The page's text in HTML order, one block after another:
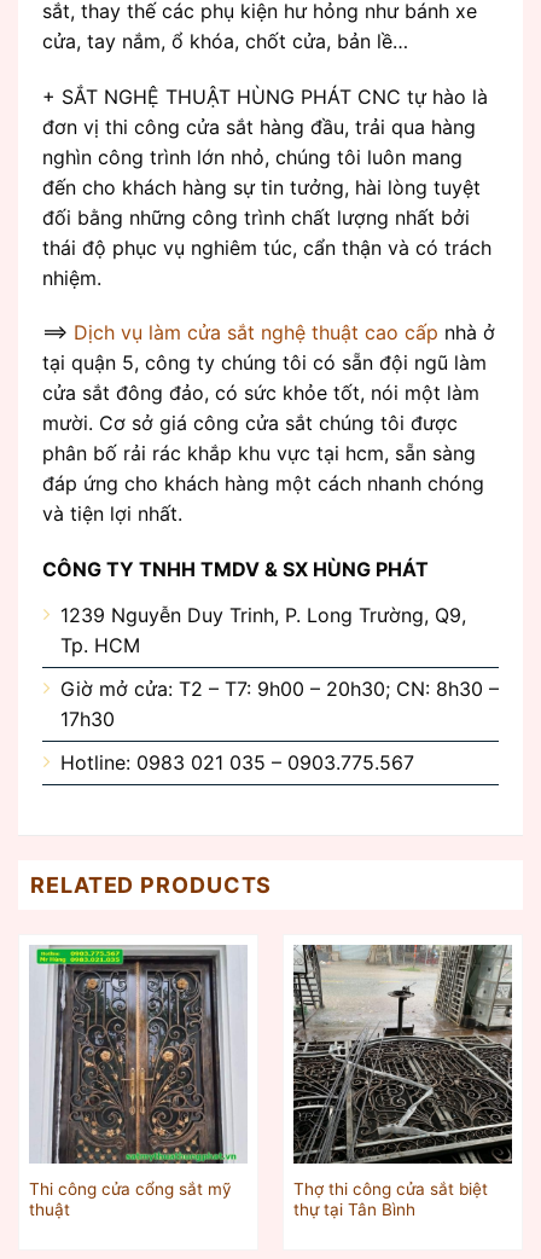
sắt, thay thế các phụ kiện hư hỏng như bánh xe
cửa, tay nắm, ổ khóa, chốt cửa, bản lề…
+ SẮT NGHỆ THUẬT HÙNG PHÁT CNC tự hào là
đơn vị thi công cửa sắt hàng đầu, trải qua hàng
nghìn công trình lớn nhỏ, chúng tôi luôn mang
đến cho khách hàng sự tin tưởng, hài lòng tuyệt
đối bằng những công trình chất lượng nhất bởi
thái độ phục vụ nghiêm túc, cẩn thận và có trách
nhiệm.
==> Dịch vụ làm cửa sắt nghệ thuật cao cấp nhà ở
tại quận 5, công ty chúng tôi có sẵn đội ngũ làm
cửa sắt đông đảo, có sức khỏe tốt, nói một làm
mười. Cơ sở giá công cửa sắt chúng tôi được
phân bố rải rác khắp khu vực tại hcm, sẵn sàng
đáp ứng cho khách hàng một cách nhanh chóng
và tiện lợi nhất.
CÔNG TY TNHH TMDV & SX HÙNG PHÁT
1239 Nguyễn Duy Trinh, P. Long Trường, Q9,
Tp. HCM
Giờ mở cửa: T2 – T7: 9h00 – 20h30; CN: 8h30 –
17h30
Hotline: 0983 021 035 – 0903.775.567
RELATED PRODUCTS
Thi công cửa cổng sắt mỹ
thuật
Thợ thi công cửa sắt biệt
thự tại Tân Bình